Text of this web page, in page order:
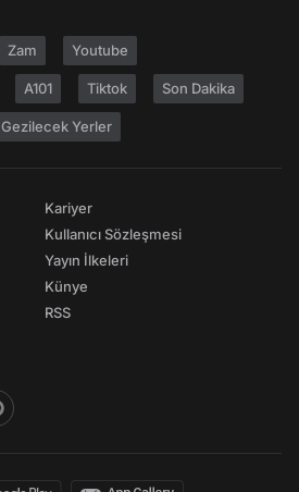
Zam Youtube
A101 Tiktok Son Dakika
Gezilecek Yerler
Kariyer
Kullanıcı Sözleşmesi
Yayın İlkeleri
Künye
RSS